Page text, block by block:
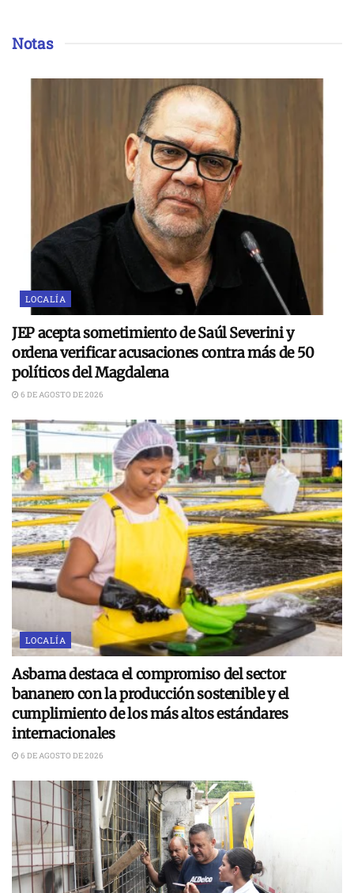
Notas
LOCALÍA
JEP acepta sometimiento de Saúl Severini y
ordena verificar acusaciones contra más de 50
políticos del Magdalena
6 DE AGOSTO DE 2026
LOCALÍA
Asbama destaca el compromiso del sector
bananero con la producción sostenible y el
cumplimiento de los más altos estándares
internacionales
6 DE AGOSTO DE 2026